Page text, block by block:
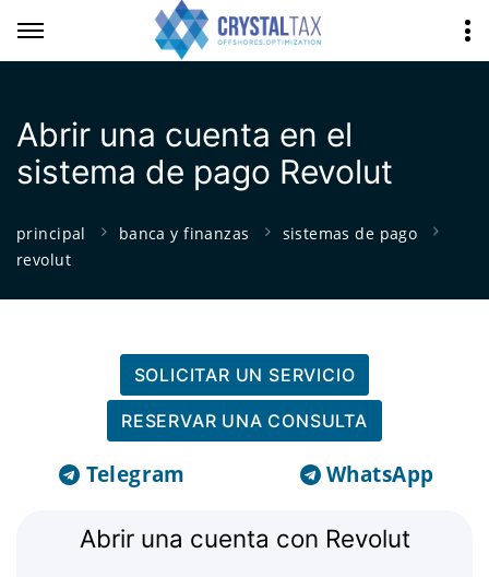
Abrir una cuenta en el
sistema de pago Revolut
principal banca y finanzas
sistemas de pago
revolut
SOLICITAR UN SERVICIO
RESERVAR UNA CONSULTA
Telegram WhatsApp
Abrir una cuenta con Revolut